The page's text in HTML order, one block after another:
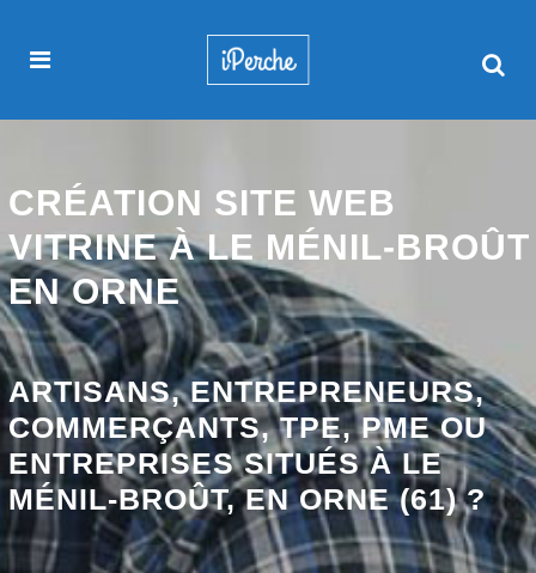
CRÉATION SITE WEB
VITRINE À LE MÉNIL-BROÛT
EN ORNE
ARTISANS, ENTREPRENEURS,
COMMERÇANTS, TPE, PME OU
ENTREPRISES SITUÉS À LE
MÉNIL-BROÛT, EN ORNE (61) ?